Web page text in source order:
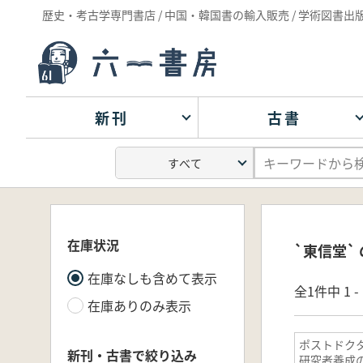
歴史・考古学専門書店 / 中国・韓国書の輸入販売 / 学術図書出
新刊 古書
在庫状況
在庫なしも含めて表示
在庫ありのみ表示
新刊・古書で絞り込み
`東信堂`
全1件中 1
ポストドク
研究者養成